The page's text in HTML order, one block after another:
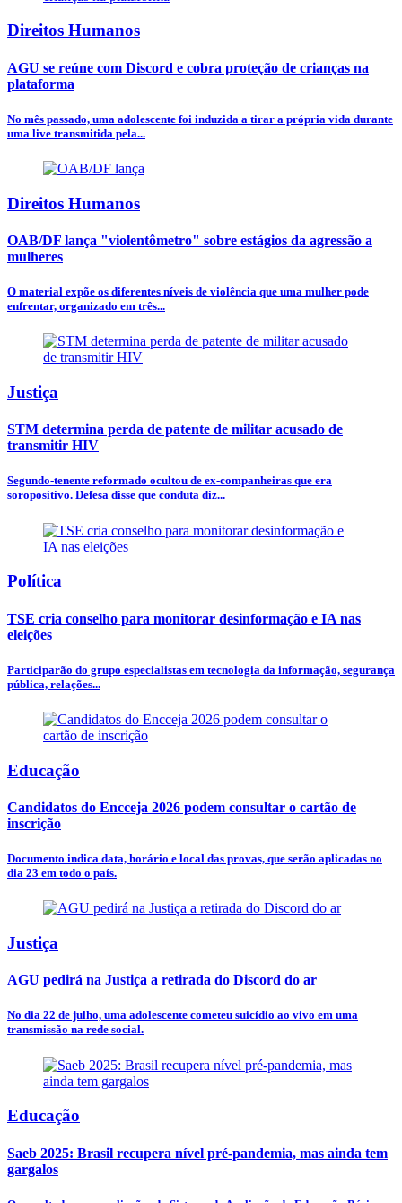
Direitos Humanos
AGU se reúne com Discord e cobra proteção de crianças na
plataforma
No mês passado, uma adolescente foi induzida a tirar a própria vida durante
uma live transmitida pela...
Direitos Humanos
OAB/DF lança "violentômetro" sobre estágios da agressão a
mulheres
O material expõe os diferentes níveis de violência que uma mulher pode
enfrentar, organizado em três...
Justiça
STM determina perda de patente de militar acusado de
transmitir HIV
Segundo-tenente reformado ocultou de ex-companheiras que era
soropositivo. Defesa disse que conduta diz...
Política
TSE cria conselho para monitorar desinformação e IA nas
eleições
Participarão do grupo especialistas em tecnologia da informação, segurança
pública, relações...
Educação
Candidatos do Encceja 2026 podem consultar o cartão de
inscrição
Documento indica data, horário e local das provas, que serão aplicadas no
dia 23 em todo o país.
Justiça
AGU pedirá na Justiça a retirada do Discord do ar
No dia 22 de julho, uma adolescente cometeu suicídio ao vivo em uma
transmissão na rede social.
Educação
Saeb 2025: Brasil recupera nível pré-pandemia, mas ainda tem
gargalos